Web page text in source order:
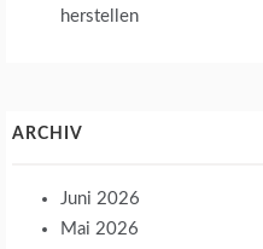
herstellen
ARCHIV
Juni 2026
Mai 2026